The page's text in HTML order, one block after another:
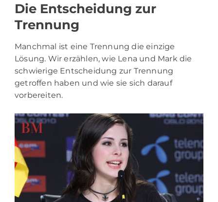
Die Entscheidung zur
Trennung
Manchmal ist eine Trennung die einzige
Lösung. Wir erzählen, wie Lena und Mark die
schwierige Entscheidung zur Trennung
getroffen haben und wie sie sich darauf
vorbereiten.